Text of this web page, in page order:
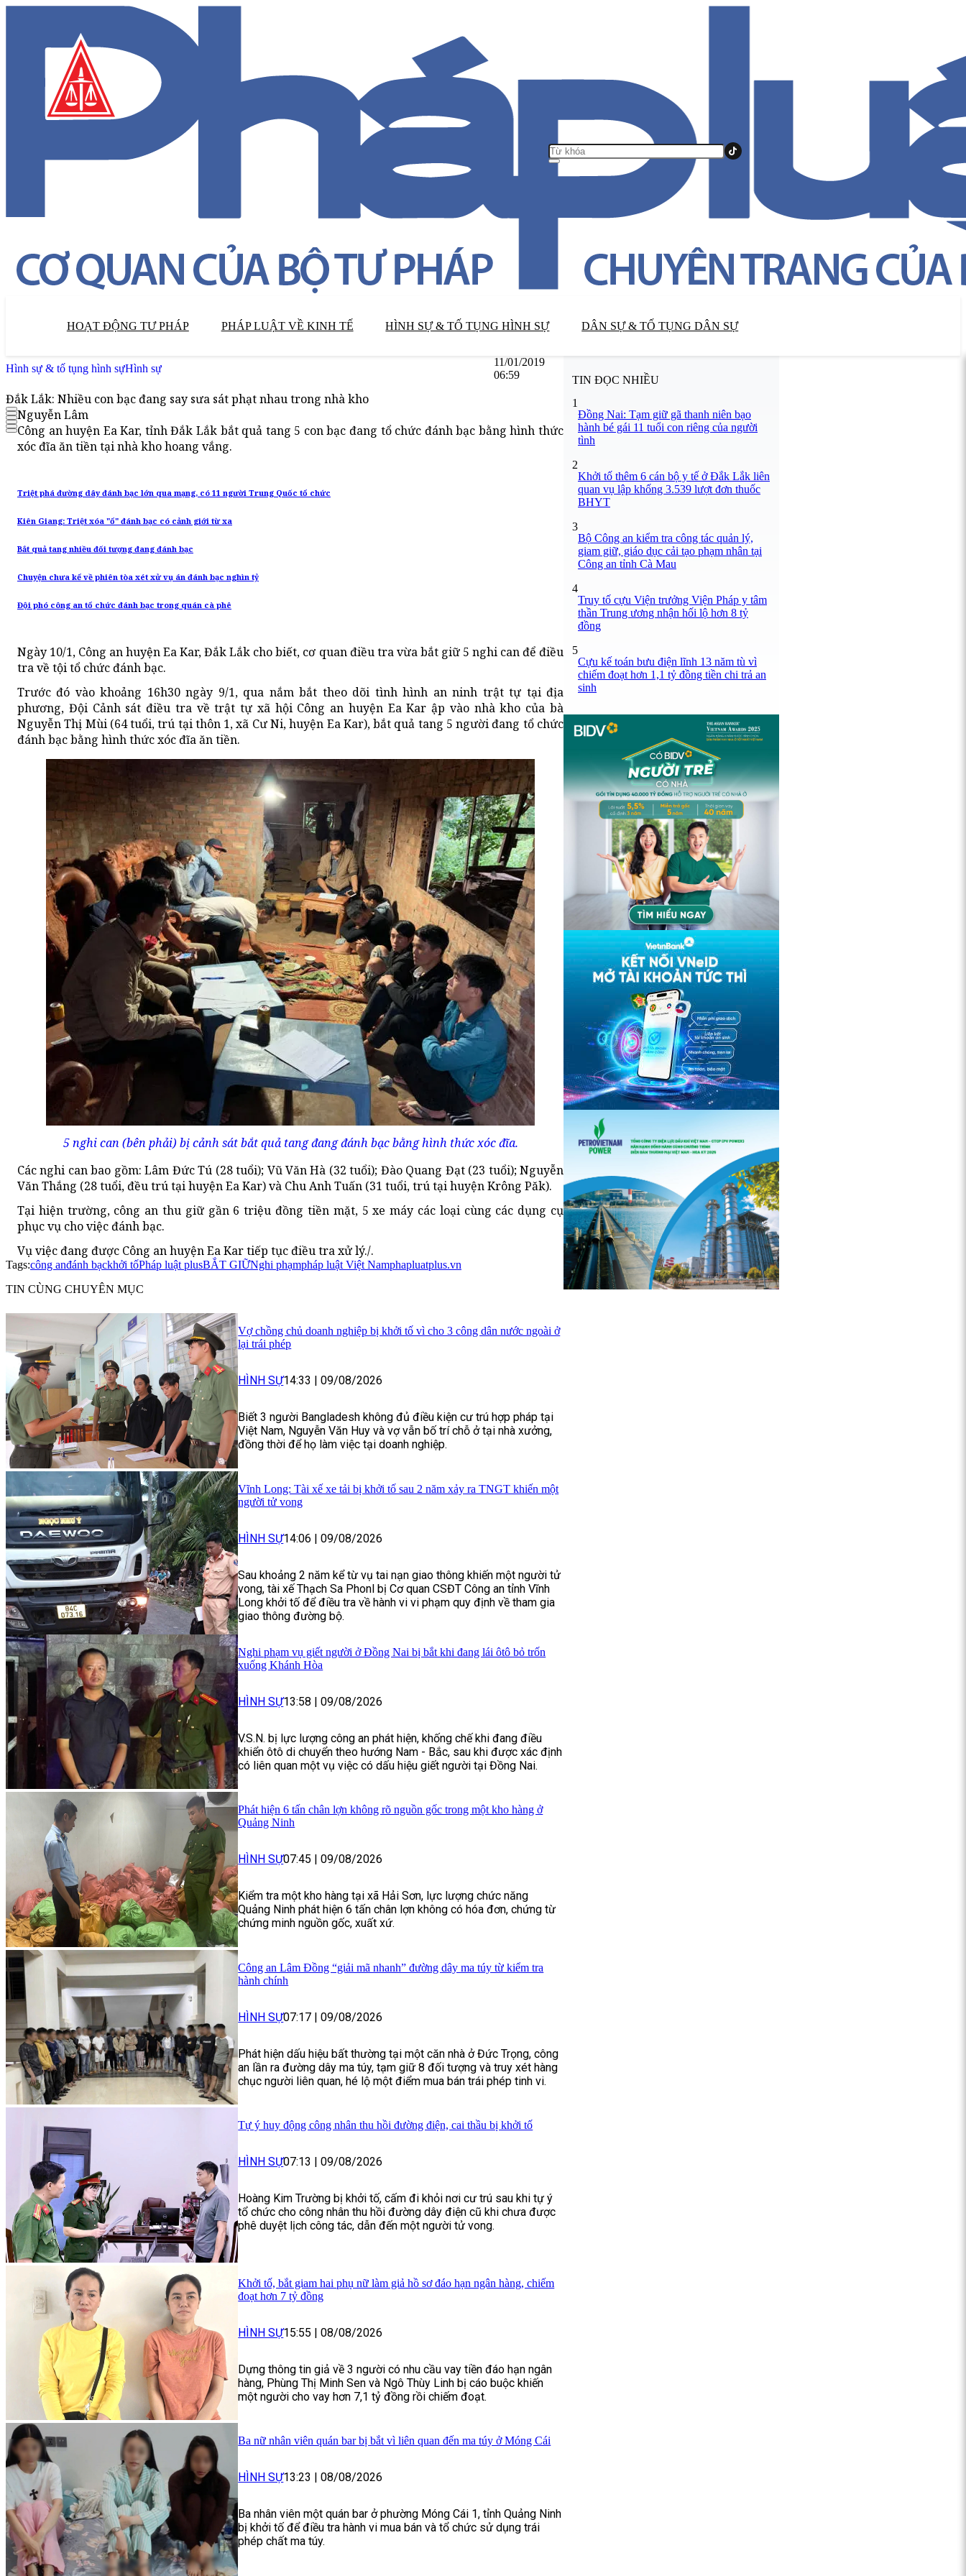
HOẠT ĐỘNG TƯ PHÁP PHÁP LUẬT VỀ KINH TẾ HÌNH SỰ & TỐ TỤNG HÌNH SỰ DÂN SỰ & TỐ TỤNG DÂN SỰ
Hình sự & tố tụng hình sựHình sự
11/01/2019
06:59
Đắk Lắk: Nhiều con bạc đang say sưa sát phạt nhau trong nhà kho
Nguyễn Lâm
Công an huyện Ea Kar, tỉnh Đắk Lắk bắt quả tang 5 con bạc đang tổ chức đánh bạc bằng hình thức
xóc đĩa ăn tiền tại nhà kho hoang vắng.
Triệt phá đường dây đánh bạc lớn qua mạng, có 11 người Trung Quốc tổ chức
Kiên Giang: Triệt xóa "ổ" đánh bạc có cảnh giới từ xa
Bắt quả tang nhiều đối tượng đang đánh bạc
Chuyện chưa kể về phiên tòa xét xử vụ án đánh bạc nghìn tỷ
Đội phó công an tổ chức đánh bạc trong quán cà phê
Ngày 10/1, Công an huyện Ea Kar, Đắk Lắk cho biết, cơ quan điều tra vừa bắt giữ 5 nghi can để điều
tra về tội tổ chức đánh bạc.
Trước đó vào khoảng 16h30 ngày 9/1, qua nắm bắt theo dõi tình hình an ninh trật tự tại địa
phương, Đội Cảnh sát điều tra về trật tự xã hội Công an huyện Ea Kar ập vào nhà kho của bà
Nguyễn Thị Mùi (64 tuổi, trú tại thôn 1, xã Cư Ni, huyện Ea Kar), bắt quả tang 5 người đang tổ chức
đánh bạc bằng hình thức xóc đĩa ăn tiền.
5 nghi can (bên phải) bị cảnh sát bắt quả tang đang đánh bạc bằng hình thức xóc đĩa.
Các nghi can bao gồm: Lâm Đức Tú (28 tuổi); Vũ Văn Hà (32 tuổi); Đào Quang Đạt (23 tuổi); Nguyễn
Văn Thắng (28 tuổi, đều trú tại huyện Ea Kar) và Chu Anh Tuấn (31 tuổi, trú tại huyện Krông Păk).
Tại hiện trường, công an thu giữ gần 6 triệu đồng tiền mặt, 5 xe máy các loại cùng các dụng cụ
phục vụ cho việc đánh bạc.
Vụ việc đang được Công an huyện Ea Kar tiếp tục điều tra xử lý./.
Tags:công anđánh bạckhởi tốPháp luật plusBẮT GIỮNghi phạmpháp luật Việt Namphapluatplus.vn
TIN CÙNG CHUYÊN MỤC
Vợ chồng chủ doanh nghiệp bị khởi tố vì cho 3 công dân nước ngoài ở
lại trái phép
HÌNH SỰ14:33 | 09/08/2026
Biết 3 người Bangladesh không đủ điều kiện cư trú hợp pháp tại
Việt Nam, Nguyễn Văn Huy và vợ vẫn bố trí chỗ ở tại nhà xưởng,
đồng thời để họ làm việc tại doanh nghiệp.
Vĩnh Long: Tài xế xe tải bị khởi tố sau 2 năm xảy ra TNGT khiến một
người tử vong
HÌNH SỰ14:06 | 09/08/2026
Sau khoảng 2 năm kể từ vụ tai nạn giao thông khiến một người tử
vong, tài xế Thạch Sa Phonl bị Cơ quan CSĐT Công an tỉnh Vĩnh
Long khởi tố để điều tra về hành vi vi phạm quy định về tham gia
giao thông đường bộ.
Nghi phạm vụ giết người ở Đồng Nai bị bắt khi đang lái ôtô bỏ trốn
xuống Khánh Hòa
HÌNH SỰ13:58 | 09/08/2026
V.S.N. bị lực lượng công an phát hiện, khống chế khi đang điều
khiển ôtô di chuyển theo hướng Nam - Bắc, sau khi được xác định
có liên quan một vụ việc có dấu hiệu giết người tại Đồng Nai.
Phát hiện 6 tấn chân lợn không rõ nguồn gốc trong một kho hàng ở
Quảng Ninh
HÌNH SỰ07:45 | 09/08/2026
Kiểm tra một kho hàng tại xã Hải Sơn, lực lượng chức năng
Quảng Ninh phát hiện 6 tấn chân lợn không có hóa đơn, chứng từ
chứng minh nguồn gốc, xuất xứ.
Công an Lâm Đồng “giải mã nhanh” đường dây ma túy từ kiểm tra
hành chính
HÌNH SỰ07:17 | 09/08/2026
Phát hiện dấu hiệu bất thường tại một căn nhà ở Đức Trọng, công
an lần ra đường dây ma túy, tạm giữ 8 đối tượng và truy xét hàng
chục người liên quan, hé lộ một điểm mua bán trái phép tinh vi.
Tự ý huy động công nhân thu hồi đường điện, cai thầu bị khởi tố
HÌNH SỰ07:13 | 09/08/2026
Hoàng Kim Trường bị khởi tố, cấm đi khỏi nơi cư trú sau khi tự ý
tổ chức cho công nhân thu hồi đường dây điện cũ khi chưa được
phê duyệt lịch công tác, dẫn đến một người tử vong.
Khởi tố, bắt giam hai phụ nữ làm giả hồ sơ đáo hạn ngân hàng, chiếm
đoạt hơn 7 tỷ đồng
HÌNH SỰ15:55 | 08/08/2026
Dựng thông tin giả về 3 người có nhu cầu vay tiền đáo hạn ngân
hàng, Phùng Thị Minh Sen và Ngô Thùy Linh bị cáo buộc khiến
một người cho vay hơn 7,1 tỷ đồng rồi chiếm đoạt.
Ba nữ nhân viên quán bar bị bắt vì liên quan đến ma túy ở Móng Cái
HÌNH SỰ13:23 08/08/2026
Ba nhân viên một quán bar ở phường Móng Cái 1, tỉnh Quảng Ninh
bị khởi tố để điều tra hành vi mua bán và tổ chức sử dụng trái
phép chất ma túy.
TIN ĐỌC NHIỀU
1
Đồng Nai: Tạm giữ gã thanh niên bạo
hành bé gái 11 tuổi con riêng của người
tình
2
Khởi tố thêm 6 cán bộ y tế ở Đắk Lắk liên
quan vụ lập khống 3.539 lượt đơn thuốc
BHYT
3
Bộ Công an kiểm tra công tác quản lý,
giam giữ, giáo dục cải tạo phạm nhân tại
Công an tỉnh Cà Mau
4
Truy tố cựu Viện trưởng Viện Pháp y tâm
thần Trung ương nhận hối lộ hơn 8 tỷ
đồng
5
Cựu kế toán bưu điện lĩnh 13 năm tù vì
chiếm đoạt hơn 1,1 tỷ đồng tiền chi trả an
sinh